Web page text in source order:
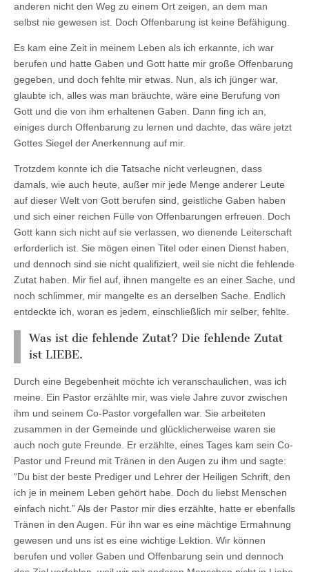
anderen nicht den Weg zu einem Ort zeigen, an dem man
selbst nie gewesen ist. Doch Offenbarung ist keine Befähigung.
Es kam eine Zeit in meinem Leben als ich erkannte, ich war
berufen und hatte Gaben und Gott hatte mir große Offenbarung
gegeben, und doch fehlte mir etwas. Nun, als ich jünger war,
glaubte ich, alles was man bräuchte, wäre eine Berufung von
Gott und die von ihm erhaltenen Gaben. Dann fing ich an,
einiges durch Offenbarung zu lernen und dachte, das wäre jetzt
Gottes Siegel der Anerkennung auf mir.
Trotzdem konnte ich die Tatsache nicht verleugnen, dass
damals, wie auch heute, außer mir jede Menge anderer Leute
auf dieser Welt von Gott berufen sind, geistliche Gaben haben
und sich einer reichen Fülle von Offenbarungen erfreuen. Doch
Gott kann sich nicht auf sie verlassen, wo dienende Leiterschaft
erforderlich ist. Sie mögen einen Titel oder einen Dienst haben,
und dennoch sind sie nicht qualifiziert, weil sie nicht die fehlende
Zutat haben. Mir fiel auf, ihnen mangelte es an einer Sache, und
noch schlimmer, mir mangelte es an derselben Sache. Endlich
entdeckte ich, woran es jedem, einschließlich mir selber, fehlte.
Was ist die fehlende Zutat? Die fehlende Zutat
ist LIEBE.
Durch eine Begebenheit möchte ich veranschaulichen, was ich
meine. Ein Pastor erzählte mir, was viele Jahre zuvor zwischen
ihm und seinem Co-Pastor vorgefallen war. Sie arbeiteten
zusammen in der Gemeinde und glücklicherweise waren sie
auch noch gute Freunde. Er erzählte, eines Tages kam sein Co-
Pastor und Freund mit Tränen in den Augen zu ihm und sagte:
“Du bist der beste Prediger und Lehrer der Heiligen Schrift, den
ich je in meinem Leben gehört habe. Doch du liebst Menschen
einfach nicht.” Als der Pastor mir dies erzählte, hatte er ebenfalls
Tränen in den Augen. Für ihn war es eine mächtige Ermahnung
gewesen und uns ist es eine wichtige Lektion. Wir können
berufen und voller Gaben und Offenbarung sein und dennoch